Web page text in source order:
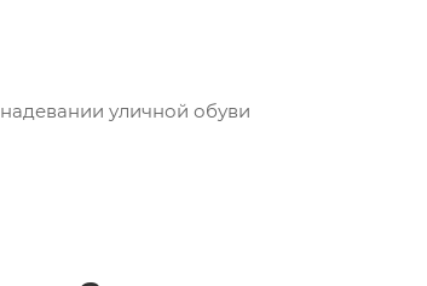
уличной обуви